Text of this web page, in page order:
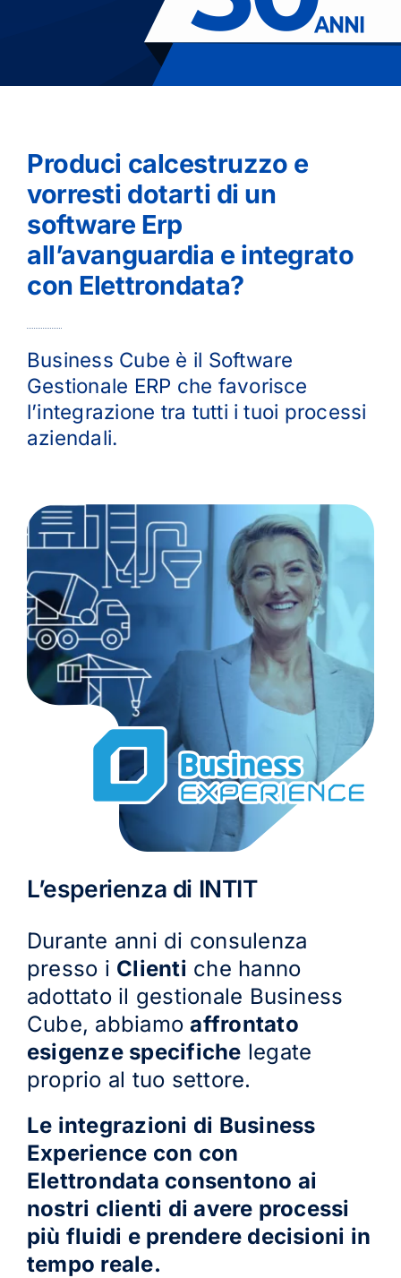
Produci calcestruzzo e
vorresti dotarti di un
software Erp
all’avanguardia e integrato
con Elettrondata?
Business Cube è il Software
Gestionale ERP che favorisce
l’integrazione tra tutti i tuoi processi
aziendali.
L’esperienza di INTIT
Durante anni di consulenza
presso i Clienti che hanno
adottato il gestionale Business
Cube, abbiamoaffrontato
esigenze specifiche legate
proprio al tuo settore.
Le integrazioni di Business
Experience con con
Elettrondata consentono ai
nostri clienti di avere processi
più fluidi e prendere decisioni in
tempo reale.